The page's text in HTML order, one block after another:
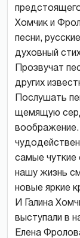
Хомчик и
песни,
духовный
Прозвучат
других
Послушать
щемящую
самые чуткие
нашу жизнь
новые яркие
И Галина
выступали в
Елена